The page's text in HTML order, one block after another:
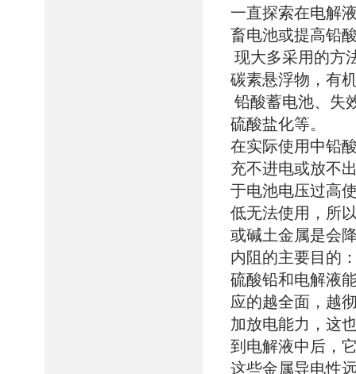
一直探索在电解
畜电池或提高铅
现大多采用的方
碳素悬浮物，有
铅酸蓄电池、失
硫酸盐化等。
在实际使用中铅
充不进电或放不
于电池电压过高
低无法使用，所
或碱土金属是会
内阻的主要目的
硫酸铅和电解液
应的越全面，越
加放电能力，这
到电解液中后，
这些金属导电性